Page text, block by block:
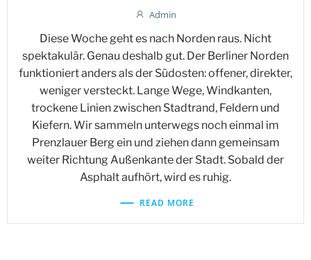
Admin
Diese Woche geht es nach Norden raus. Nicht
spektakulär. Genau deshalb gut. Der Berliner Norden
funktioniert anders als der Südosten: offener, direkter,
weniger versteckt. Lange Wege, Windkanten,
trockene Linien zwischen Stadtrand, Feldern und
Kiefern. Wir sammeln unterwegs noch einmal im
Prenzlauer Berg ein und ziehen dann gemeinsam
weiter Richtung Außenkante der Stadt. Sobald der
Asphalt aufhört, wird es ruhig.
READ MORE